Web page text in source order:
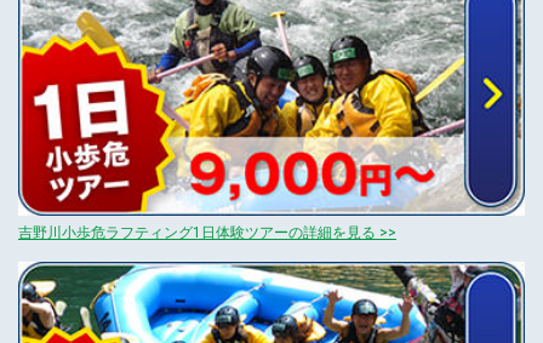
吉野川小歩危ラフティング1日体験ツアーの詳細を見る >>